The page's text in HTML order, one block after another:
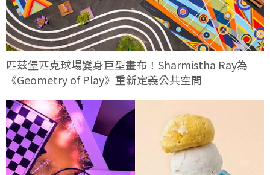
匹茲堡匹克球場變身巨型畫布！Sharmistha Ray為
《Geometry of Play》重新定義公共空間